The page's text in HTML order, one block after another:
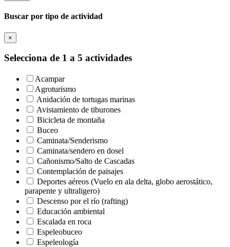
Buscar por tipo de actividad
×
Selecciona de 1 a 5 actividades
Acampar
Agroturismo
Anidación de tortugas marinas
Avistamiento de tiburones
Bicicleta de montaña
Buceo
Caminata/Senderismo
Caminata/sendero en dosel
Cañonismo/Salto de Cascadas
Contemplación de paisajes
Deportes aéreos (Vuelo en ala delta, globo aerostático,
parapente y ultraligero)
Descenso por el río (rafting)
Educación ambiental
Escalada en roca
Espeleobuceo
Espeleología